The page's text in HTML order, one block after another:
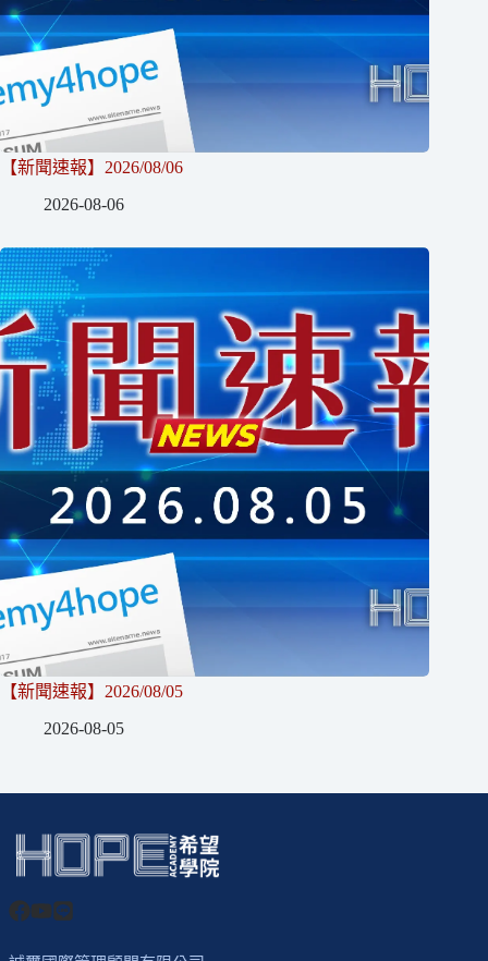
【新聞速報】2026/08/06
2026-08-06
【新聞速報】2026/08/05
2026-08-05